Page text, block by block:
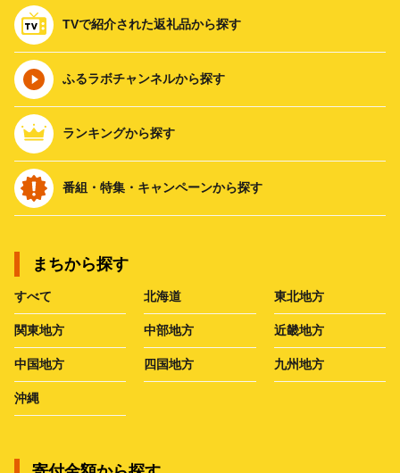
TVで紹介された返礼品から探す
ふるラボチャンネルから探す
ランキングから探す
番組・特集・キャンペーンから探す
まちから探す
すべて 北海道 東北地方
関東地方 中部地方 近畿地方
中国地方 四国地方 九州地方
沖縄